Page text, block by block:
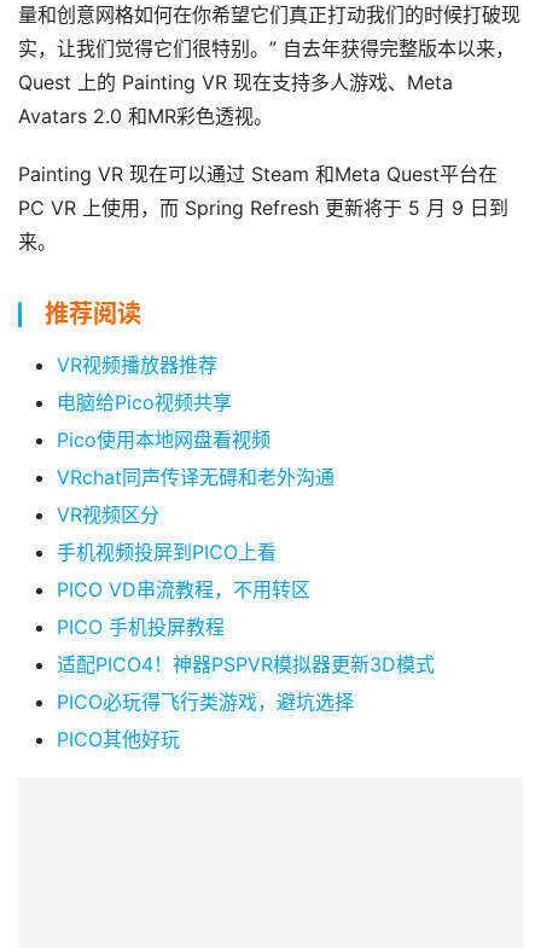
页
态
应
闻
V
排
名
量和创意网格如何在你希望它们真正打动我们的时候打破现
实，让我们觉得它们很特别。” 自去年获得完整版本以来，
Quest 上的 Painting VR 现在支持多人游戏、Meta
Avatars 2.0 和MR彩色透视。
Painting VR 现在可以通过 Steam 和Meta Quest平台在
PC VR 上使用，而 Spring Refresh 更新将于 5 月 9 日到
来。
推荐阅读
VR视频播放器推荐
电脑给Pico视频共享
Pico使用本地网盘看视频
VRchat同声传译无碍和老外沟通
VR视频区分
手机视频投屏到PICO上看
PICO VD串流教程，不用转区
PICO 手机投屏教程
适配PICO4！神器PSPVR模拟器更新3D模式
PICO必玩得飞行类游戏，避坑选择
PICO其他好玩